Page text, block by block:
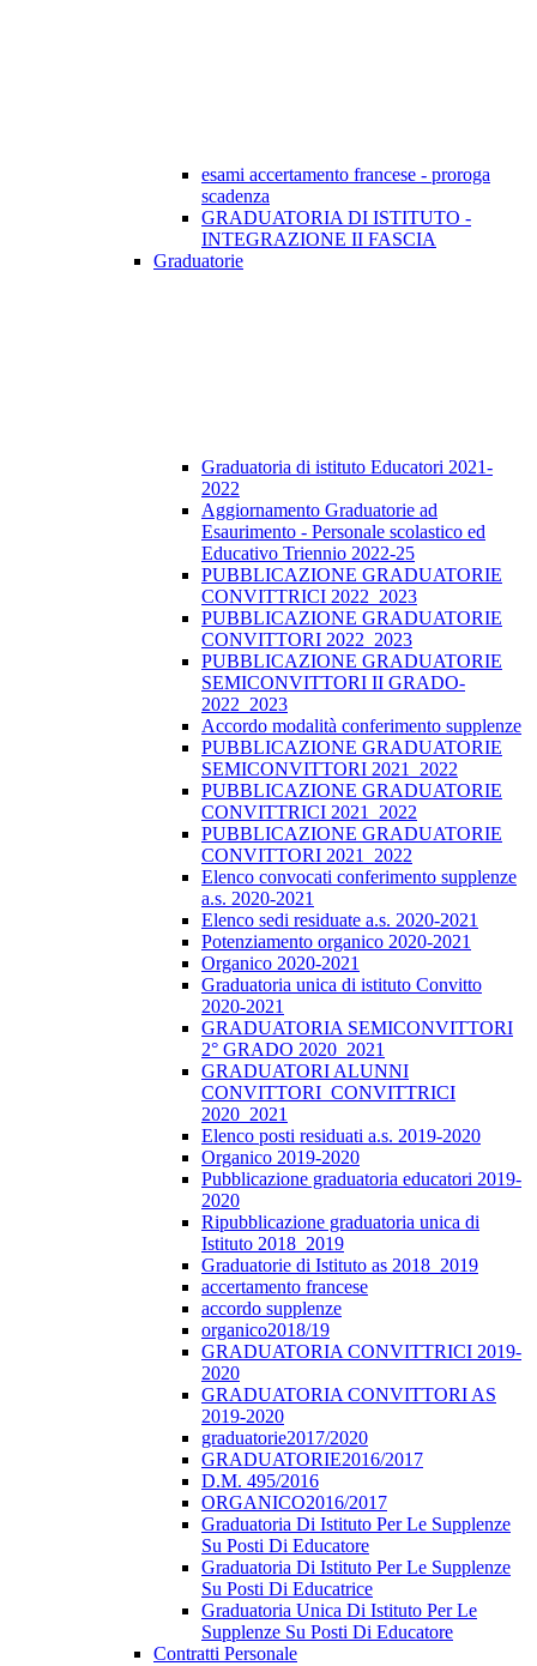
esami accertamento francese - proroga
scadenza
GRADUATORIA DI ISTITUTO -
INTEGRAZIONE II FASCIA
Graduatorie
Graduatoria di istituto Educatori 2021-
2022
Aggiornamento Graduatorie ad
Esaurimento - Personale scolastico ed
Educativo Triennio 2022-25
PUBBLICAZIONE GRADUATORIE
CONVITTRICI 2022_2023
PUBBLICAZIONE GRADUATORIE
CONVITTORI 2022_2023
PUBBLICAZIONE GRADUATORIE
SEMICONVITTORI II GRADO-
2022_2023
Accordo modalità conferimento supplenze
PUBBLICAZIONE GRADUATORIE
SEMICONVITTORI 2021_2022
PUBBLICAZIONE GRADUATORIE
CONVITTRICI 2021_2022
PUBBLICAZIONE GRADUATORIE
CONVITTORI 2021_2022
Elenco convocati conferimento supplenze
a.s. 2020-2021
Elenco sedi residuate a.s. 2020-2021
Potenziamento organico 2020-2021
Organico 2020-2021
Graduatoria unica di istituto Convitto
2020-2021
GRADUATORIA SEMICONVITTORI
2° GRADO 2020_2021
GRADUATORI ALUNNI
CONVITTORI_CONVITTRICI
2020_2021
Elenco posti residuati a.s. 2019-2020
Organico 2019-2020
Pubblicazione graduatoria educatori 2019-
2020
Ripubblicazione graduatoria unica di
Istituto 2018_2019
Graduatorie di Istituto as 2018_2019
accertamento francese
accordo supplenze
organico2018/19
GRADUATORIA CONVITTRICI 2019-
2020
GRADUATORIA CONVITTORI AS
2019-2020
graduatorie2017/2020
GRADUATORIE2016/2017
D.M. 495/2016
ORGANICO2016/2017
Graduatoria Di Istituto Per Le Supplenze
Su Posti Di Educatore
Graduatoria Di Istituto Per Le Supplenze
Su Posti Di Educatrice
Graduatoria Unica Di Istituto Per Le
Supplenze Su Posti Di Educatore
Contratti Personale